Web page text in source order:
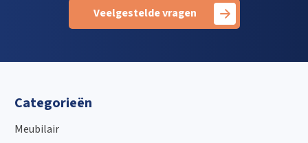
Veelgestelde vragen
Categorieën
Meubilair